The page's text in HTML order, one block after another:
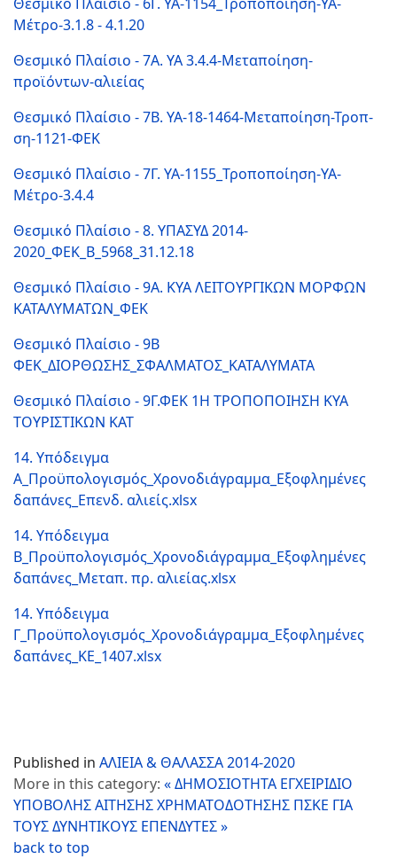
Μέτρο-3.1.8 - 4.1.20
Θεσμικό Πλαίσιο - 7Α. YA 3.4.4-Μεταποίηση-
προϊόντων-αλιείας
Θεσμικό Πλαίσιο - 7Β. ΥΑ-18-1464-Μεταποίηση-Τροπ-
ση-1121-ΦΕΚ
Θεσμικό Πλαίσιο - 7Γ. ΥΑ-1155_Τροποποίηση-ΥΑ-
Μέτρο-3.4.4
Θεσμικό Πλαίσιο - 8. ΥΠΑΣΥΔ 2014-
2020_ΦΕΚ_Β_5968_31.12.18
Θεσμικό Πλαίσιο - 9Α. KYA ΛΕΙΤΟΥΡΓΙΚΩΝ ΜΟΡΦΩΝ
ΚΑΤΑΛΥΜΑΤΩΝ_ΦΕΚ
Θεσμικό Πλαίσιο - 9Β
ΦΕΚ_ΔΙΟΡΘΩΣΗΣ_ΣΦΑΛΜΑΤΟΣ_ΚΑΤΑΛΥΜΑΤΑ
Θεσμικό Πλαίσιο - 9Γ.ΦΕΚ 1Η ΤΡΟΠΟΠΟΙΗΣΗ ΚΥΑ
ΤΟΥΡΙΣΤΙΚΩΝ ΚΑΤ
14. Υπόδειγμα
Α_Προϋπολογισμός_Χρονοδιάγραμμα_Εξοφλημένες
δαπάνες_Επενδ. αλιείς.xlsx
14. Υπόδειγμα
Β_Προϋπολογισμός_Χρονοδιάγραμμα_Εξοφλημένες
δαπάνες_Μεταπ. πρ. αλιείας.xlsx
14. Υπόδειγμα
Γ_Προϋπολογισμός_Χρονοδιάγραμμα_Εξοφλημένες
δαπάνες_ΚΕ_1407.xlsx
Published in ΑΛΙΕΙΑ & ΘΑΛΑΣΣΑ 2014-2020
More in this category: « ΔΗΜΟΣΙΟΤΗΤΑ ΕΓΧΕΙΡΙΔΙΟ
ΥΠΟΒΟΛΗΣ ΑΙΤΗΣΗΣ ΧΡΗΜΑΤΟΔΟΤΗΣΗΣ ΠΣΚΕ ΓΙΑ
ΤΟΥΣ ΔΥΝΗΤΙΚΟΥΣ ΕΠΕΝΔΥΤΕΣ »
back to top